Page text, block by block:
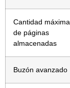
Cantidad máxima
de páginas
almacenadas
Buzón avanzado